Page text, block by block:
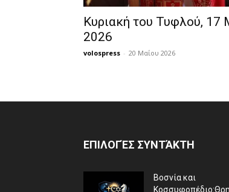
Κυριακή του Τυφλού, 17
2026
volospress - 20 Μαΐου 2026
ΕΠΙΛΟΓΈΣ ΣΥΝΤΆΚΤΗ
Βοσνία και